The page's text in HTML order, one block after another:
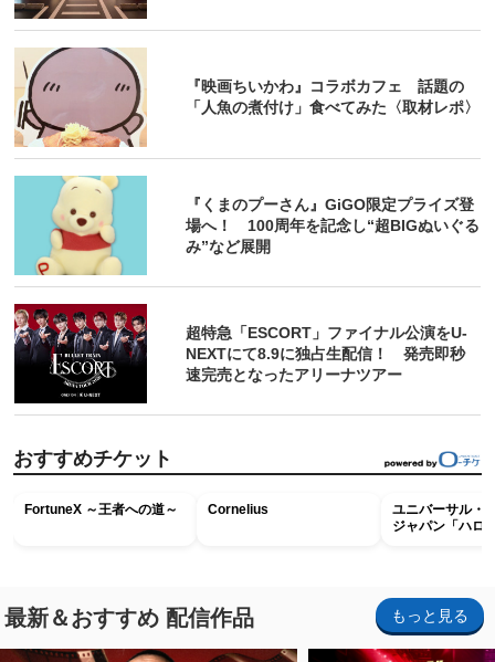
『映画ちいかわ』コラボカフェ 話題の
「人魚の煮付け」食べてみた〈取材レポ〉
『くまのプーさん』GiGO限定プライズ登
場へ！ 100周年を記念し“超BIGぬいぐる
み”など展開
超特急「ESCORT」ファイナル公演をU-
NEXTにて8.9に独占生配信！ 発売即秒
速完売となったアリーナツアー
おすすめチケット
FortuneX ～王者への道～ Cornelius
ユニバーサル・
ジャパン「ハロ
最新＆おすすめ 配信作品 もっと見る